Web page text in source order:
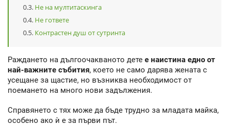
Не на мултитаскинга
Не гответе
Контрастен душ от сутринта
Раждането на дългоочакваното дете е наистина едно от
най-важните събития, което не само дарява жената с
усещане за щастие, но възниква необходимост от
поемането на много нови задължения.
Справянето с тях може да бъде трудно за младата майка,
особено ако ѝ е за първи път.